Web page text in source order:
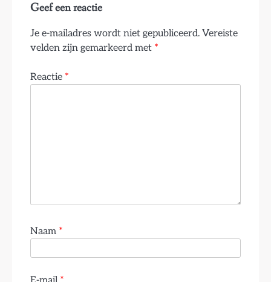
Geef een reactie
Je e-mailadres wordt niet gepubliceerd. Vereiste
velden zijn gemarkeerd met *
Reactie *
Naam *